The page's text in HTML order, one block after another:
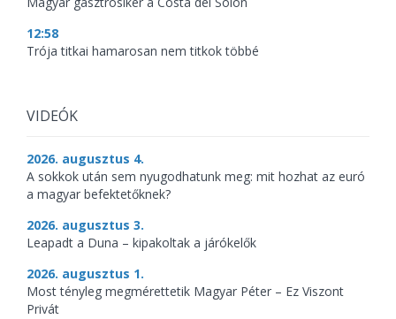
12:58
Trója titkai hamarosan nem titkok többé
VIDEÓK
2026. augusztus 4.
A sokkok után sem nyugodhatunk meg: mit hozhat az euró
a magyar befektetőknek?
2026. augusztus 3.
Leapadt a Duna – kipakoltak a járókelők
2026. augusztus 1.
Most tényleg megmérettetik Magyar Péter – Ez Viszont
Privát